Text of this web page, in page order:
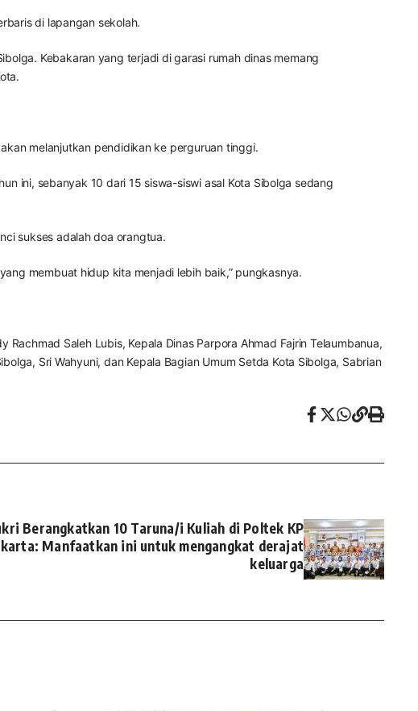
di lapangan sekolah.
Kebakaran yang terjadi di garasi rumah dinas memang
melanjutkan pendidikan ke perguruan tinggi.
ini, sebanyak 10 dari 15 siswa-siswi asal Kota Sibolga sedang
sukses adalah doa orangtua.
membuat hidup kita menjadi lebih baik,” pungkasnya.
Saleh Lubis, Kepala Dinas Parpora Ahmad Fajrin Telaumbanua,
Sri Wahyuni, dan Kepala Bagian Umum Setda Kota Sibolga, Sabrian
Berangkatkan 10 Taruna/i Kuliah di Poltek KP
Manfaatkan ini untuk mengangkat derajat
keluarga